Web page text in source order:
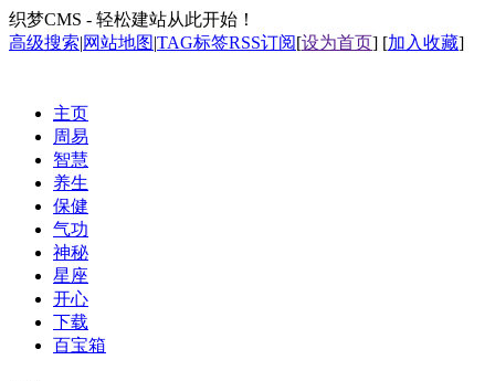
织梦CMS - 轻松建站从此开始！
高级搜索|网站地图|TAG标签RSS订阅[设为首页] [加入收藏]
主页
周易
智慧
养生
保健
气功
神秘
星座
开心
下载
百宝箱